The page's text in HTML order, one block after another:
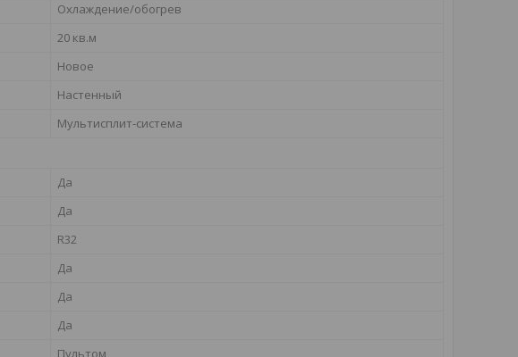
Охлаждение/обогрев
20 кв.м
Новое
Настенный
Мультисплит-система
Да
Да
R32
Да
Да
Да
Пультом